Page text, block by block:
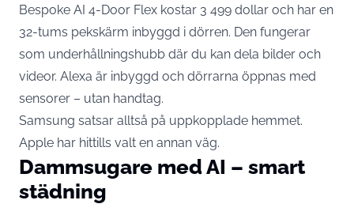
Bespoke AI 4-Door Flex kostar 3 499 dollar och har en
32-tums pekskärm inbyggd i dörren. Den fungerar
som underhållningshubb där du kan dela bilder och
videor. Alexa är inbyggd och dörrarna öppnas med
sensorer – utan handtag.
Samsung satsar alltså på uppkopplade hemmet.
Apple har hittills valt en annan väg.
Dammsugare med AI – smart
städning